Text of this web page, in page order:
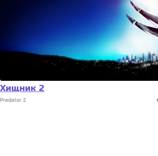
Хищник 2
Predator 2